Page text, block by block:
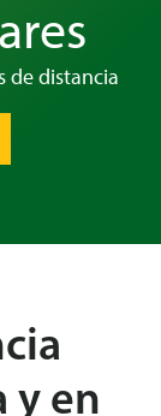
de distancia
y en